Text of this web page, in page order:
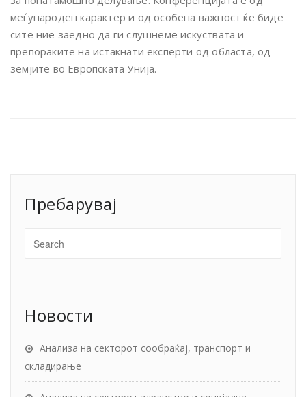
меѓународен карактер и од особена важност ќе биде
сите ние заедно да ги слушнеме искуствата и
препораките на истакнати експерти од областа, од
земјите во Европската Унија.
Пребарувај
Новости
Анализа на секторот сообраќај, транспорт и
складирање